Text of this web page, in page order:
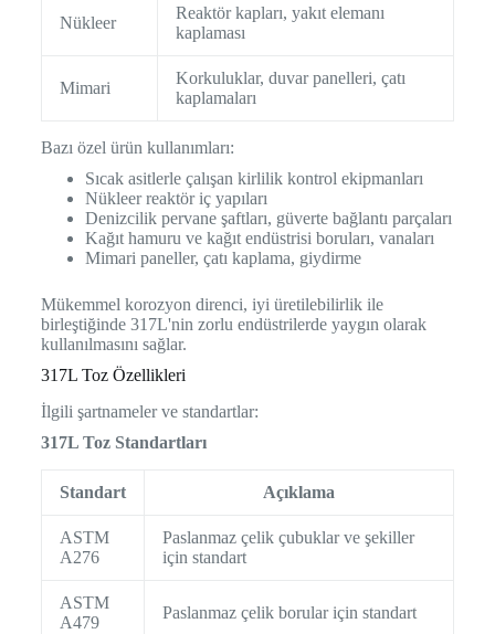
Nükleer
Reaktör kapları, yakıt elemanı
kaplaması
Mimari
Korkuluklar, duvar panelleri, çatı
kaplamaları
Bazı özel ürün kullanımları:
Sıcak asitlerle çalışan kirlilik kontrol ekipmanları
Nükleer reaktör iç yapıları
Denizcilik pervane şaftları, güverte bağlantı parçaları
Kağıt hamuru ve kağıt endüstrisi boruları, vanaları
Mimari paneller, çatı kaplama, giydirme
Mükemmel korozyon direnci, iyi üretilebilirlik ile
birleştiğinde 317L'nin zorlu endüstrilerde yaygın olarak
kullanılmasını sağlar.
317L Toz Özellikleri
İlgili şartnameler ve standartlar:
317L Toz Standartları
Standart Açıklama
ASTM
A276
Paslanmaz çelik çubuklar ve şekiller
için standart
ASTM
A479
Paslanmaz çelik borular için standart